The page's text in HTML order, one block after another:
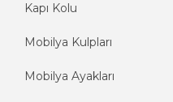
Kapı Kolu
Mobilya Kulpları
Mobilya Ayakları